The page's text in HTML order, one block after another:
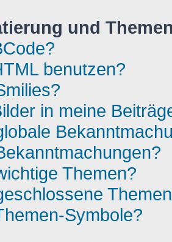
und
benutzen?
in meine
Themen?
Symbole?